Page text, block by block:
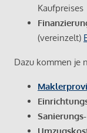
Kaufpreises
(vereinzelt)
Dazu kommen je